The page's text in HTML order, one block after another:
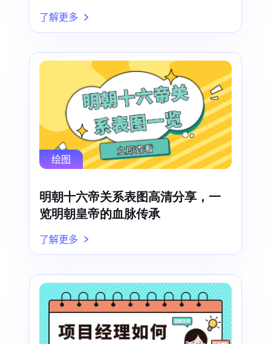
了解更多
绘图
明朝十六帝关系表图高清分享，一
览明朝皇帝的血脉传承
了解更多